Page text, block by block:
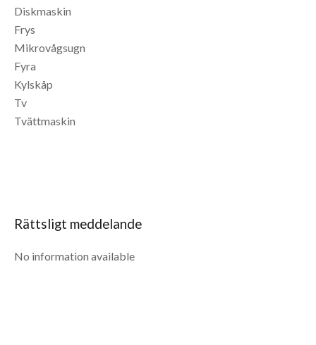
Diskmaskin
Frys
Mikrovågsugn
Fyra
Kylskåp
Tv
Tvättmaskin
Rättsligt meddelande
No information available